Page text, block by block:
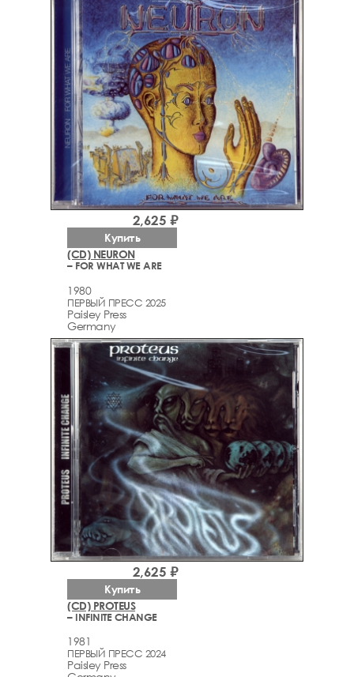
(CD) NEURON
– FOR WHAT WE ARE
1980
ПЕРВЫЙ ПРЕСС 2025
Paisley Press
Germany
2,625 ₽
Купить
(CD) PROTEUS
– INFINITE CHANGE
1981
ПЕРВЫЙ ПРЕСС 2024
Paisley Press
2,625 ₽
Купить